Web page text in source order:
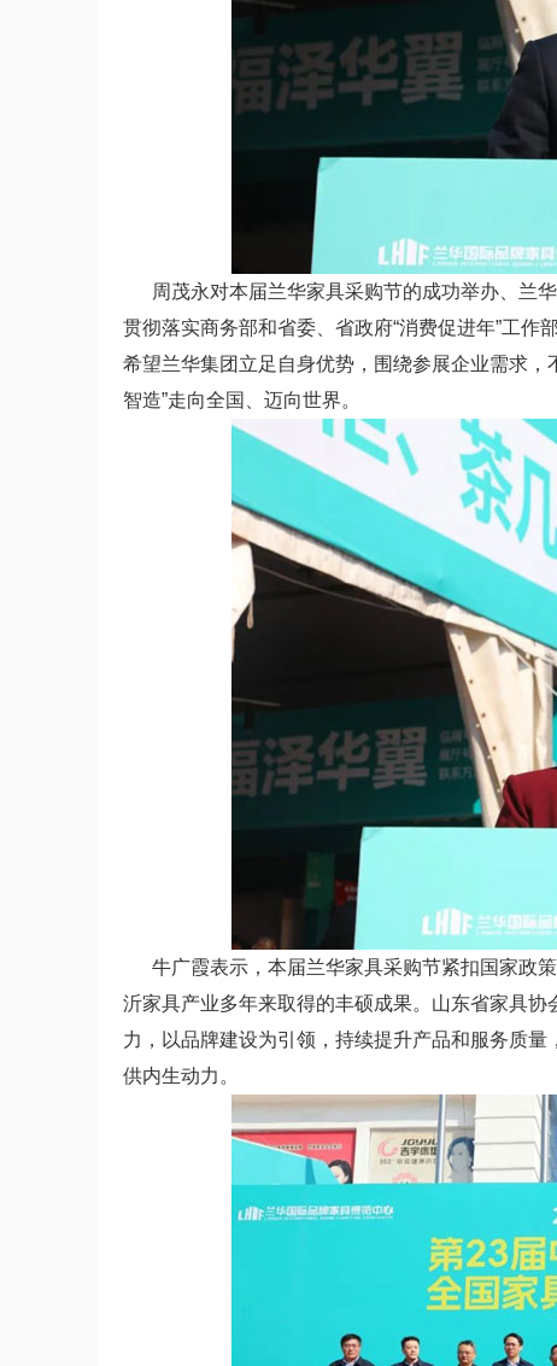
周茂永对本届兰华家具采购节的成功举办、兰
贯彻落实商务部和省委、省政府“消费促进年”工作
希望兰华集团立足自身优势，围绕参展企业需求
智造”走向全国、迈向世界。
牛广霞表示，本届兰华家具采购节紧扣国家政
沂家具产业多年来取得的丰硕成果。山东省家具
力，以品牌建设为引领，持续提升产品和服务质
供内生动力。